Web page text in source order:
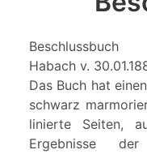
Beschlussbuch
Habach v.
Das Buch hat
schwarz
linierte Seiten,
Ergebnisse